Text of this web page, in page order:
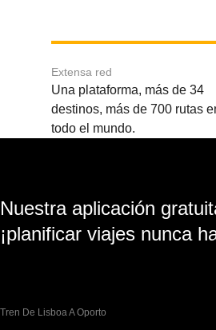
Extensa red
Una plataforma, más de 34
destinos, más de 700 rutas
todo el mundo.
Nuestra aplicación
¡planificar viajes nunca
Tren De Lisboa A Oporto